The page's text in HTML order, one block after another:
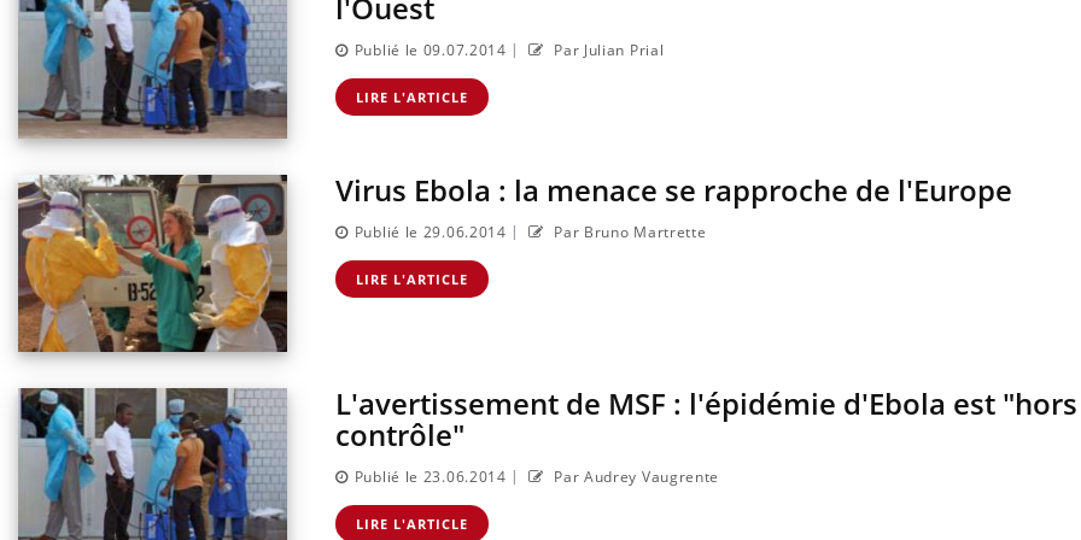
Publié le 09.07.2014 | Par Julian Prial
LIRE L'ARTICLE
Virus Ebola : la menace se rapproche de l'Europe
Publié le 29.06.2014 | Par Bruno Martrette
LIRE L'ARTICLE
L'avertissement de MSF : l'épidémie d'Ebola est
contrôle"
Publié le 23.06.2014 | Par Audrey Vaugrente
LIRE L'ARTICLE